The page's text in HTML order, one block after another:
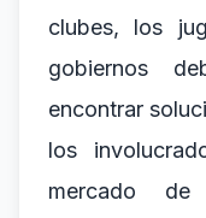
clubes, los
gobiernos
encontrar
los
mercado de